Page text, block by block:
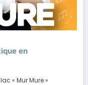
en
« Mur Mure »